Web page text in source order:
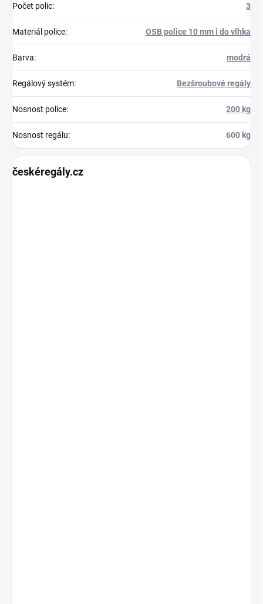
Počet polic: 3
Materiál police: OSB police 10 mm i do vlhka
Barva: modrá
Regálový systém: Bezšroubové regály
Nosnost police: 200 kg
Nosnost regálu: 600 kg
českéregály.cz